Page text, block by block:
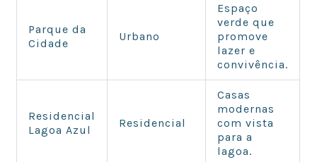
Parque da
Cidade
Urbano
Espaço
verde que
promove
lazer e
convivência.
Residencial
Lagoa Azul
Residencial
Casas
modernas
com vista
para a
lagoa.